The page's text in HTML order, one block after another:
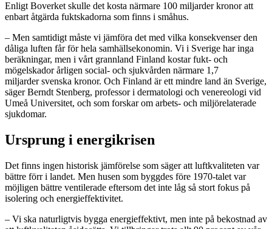
Enligt Boverket skulle det kosta närmare 100 miljarder kronor att
enbart åtgärda fuktskadorna som finns i småhus.
– Men samtidigt måste vi jämföra det med vilka konsekvenser den
dåliga luften får för hela samhällsekonomin. Vi i Sverige har inga
beräkningar, men i vårt grannland Finland kostar fukt- och
mögelskador årligen social- och sjukvården närmare 1,7
miljarder svenska kronor. Och Finland är ett mindre land än Sverige,
säger Berndt Stenberg, professor i dermatologi och venereologi vid
Umeå Universitet, och som forskar om arbets- och miljörelaterade
sjukdomar.
Ursprung i energikrisen
Det finns ingen historisk jämförelse som säger att luftkvaliteten var
bättre förr i landet. Men husen som byggdes före 1970-talet var
möjligen bättre ventilerade eftersom det inte låg så stort fokus på
isolering och energieffektivitet.
– Vi ska naturligtvis bygga energieffektivt, men inte på bekostnad av